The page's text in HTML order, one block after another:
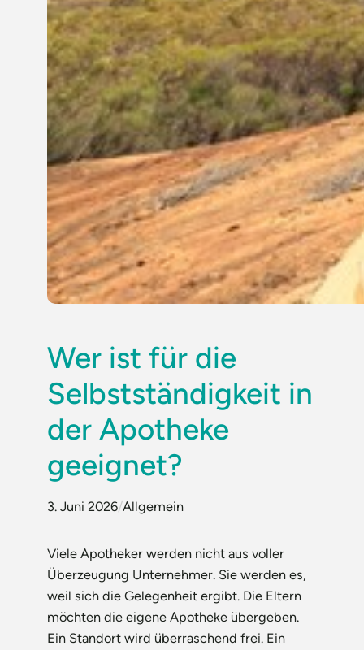
Wer ist für die
Selbstständigkeit in
der Apotheke
geeignet?
3. Juni 2026/Allgemein
Viele Apotheker werden nicht aus voller
Überzeugung Unternehmer. Sie werden es,
weil sich die Gelegenheit ergibt. Die Eltern
möchten die eigene Apotheke übergeben.
Ein Standort wird überraschend frei. Ein